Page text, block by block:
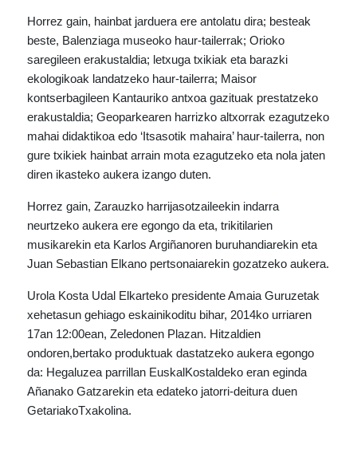
Horrez gain, hainbat jarduera ere antolatu dira; besteak
beste, Balenziaga museoko haur-tailerrak; Orioko
saregileen erakustaldia; letxugatxikiak eta barazki
ekologikoak landatzeko haur-tailerra; Maisor
kontserbagileen Kantauriko antxoa gazituak prestatzeko
erakustaldia; Geoparkearen harrizko altxorrakezagutzeko
mahai didaktikoa edo ‘Itsasotik mahaira’ haur-tailerra, non
gure txikiek hainbatarrain mota ezagutzeko eta nola jaten
diren ikasteko aukera izango duten.
Horrez gain, Zarauzko harrijasotzaileekin indarra
neurtzeko aukera ere egongo da eta, trikitilarien
musikarekin eta Karlos Argiñanoren buruhandiarekin eta
Juan Sebastian Elkano pertsonaiarekin gozatzeko aukera.
Urola Kosta Udal Elkarteko presidente Amaia Guruzetak
xehetasun gehiago eskainikoditu bihar, 2014ko urriaren
17an 12:00ean, Zeledonen Plazan. Hitzaldien
ondoren,bertako produktuak dastatzeko aukera egongo
da: Hegaluzea parrillan Euskal Kostaldeko eran eginda
Añanako Gatzarekin eta edateko jatorri-deitura duen
GetariakoTxakolina.